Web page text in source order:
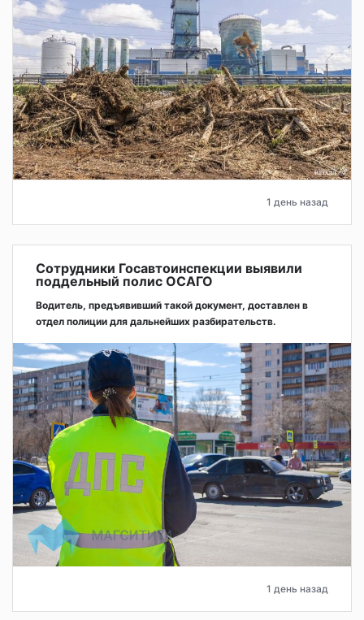
1 день назад
Сотрудники Госавтоинспекции выявили
поддельный полис ОСАГО
Водитель, предъявивший такой документ, доставлен в
отдел полиции для дальнейших разбирательств.
1 день назад